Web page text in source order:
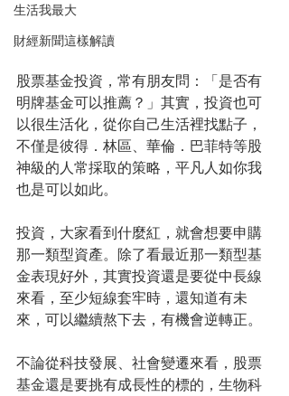
生活我最大
財經新聞這樣解讀
股票基金投資，常有朋友問：「是否有
明牌基金可以推薦？」其實，投資也可
以很生活化，從你自己生活裡找點子，
不僅是彼得．林區、華倫．巴菲特等股
神級的人常採取的策略，平凡人如你我
也是可以如此。
投資，大家看到什麼紅，就會想要申購
那一類型資產。除了看最近那一類型基
金表現好外，其實投資還是要從中長線
來看，至少短線套牢時，還知道有未
來，可以繼續熬下去，有機會逆轉正。
不論從科技發展、社會變遷來看，股票
基金還是要挑有成長性的標的，生物科